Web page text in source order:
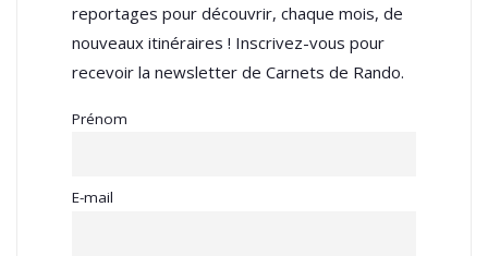
reportages pour découvrir, chaque mois, de
nouveaux itinéraires ! Inscrivez-vous pour
recevoir la newsletter de Carnets de Rando.
Prénom
E-mail